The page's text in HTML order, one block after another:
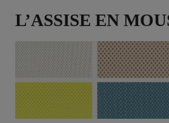
L’ASSISE EN